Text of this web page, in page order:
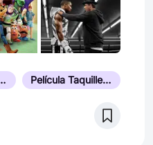
Taquilla Película Taquillera de Su Año